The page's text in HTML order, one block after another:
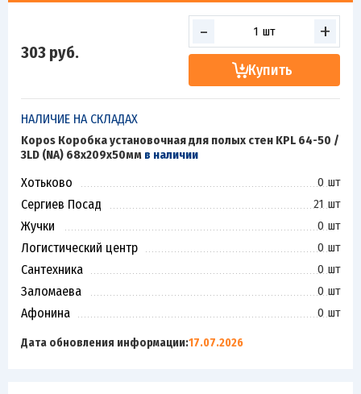
303 руб.
- +
Купить
НАЛИЧИЕ НА СКЛАДАХ
Kopos Коробка установочная для полых стен KPL 64-50 /
3LD (NA) 68х209х50мм в наличии
Хотьково 0 шт
Сергиев Посад 21 шт
Жучки 0 шт
Логистический центр 0 шт
Сантехника 0 шт
Заломаева 0 шт
Афонина 0 шт
Дата обновления информации:17.07.2026